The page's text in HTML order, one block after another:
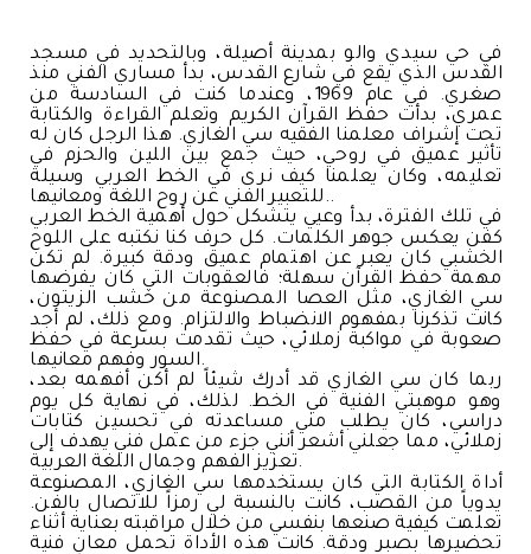
في حي سيدي والو بمدينة أصيلة، وبالتحديد في مسجد
القدس الذي يقع في شارع القدس، بدأ مساري الفني منذ
صغري. في عام 1969، وعندما كنت في السادسة من
عمري، بدأت حفظ القرآن الكريم وتعلم القراءة والكتابة
تحت إشراف معلمنا الفقيه سي الغازي. هذا الرجل كان له
تأثير عميق في روحي، حيث جمع بين اللين والحزم في
تعليمه، وكان يعلمنا كيف نرى في الخط العربي وسيلة
للتعبير الفني عن روح اللغة ومعانيها..
في تلك الفترة، بدأ وعيي يتشكل حول أهمية الخط العربي
كفن يعكس جوهر الكلمات. كل حرف كنا نكتبه على اللوح
الخشبي كان يعبر عن اهتمام عميق ودقة كبيرة. لم تكن
مهمة حفظ القرآن سهلة؛ فالعقوبات التي كان يفرضها
سي الغازي، مثل العصا المصنوعة من خشب الزيتون،
كانت تذكرنا بمفهوم الانضباط والالتزام. ومع ذلك، لم أجد
صعوبة في مواكبة زملائي، حيث تقدمت بسرعة في حفظ
السور وفهم معانيها.
ربما كان سي الغازي قد أدرك شيئاً لم أكن أفهمه بعد،
وهو موهبتي الفنية في الخط. لذلك، في نهاية كل يوم
دراسي، كان يطلب مني مساعدته في تحسين كتابات
زملائي، مما جعلني أشعر أنني جزء من عمل فني يهدف إلى
تعزيز الفهم وجمال اللغة العربية.
أداة الكتابة التي كان يستخدمها سي الغازي، المصنوعة
يدوياً من القصب، كانت بالنسبة لي رمزاً للاتصال بالفن.
تعلمت كيفية صنعها بنفسي من خلال مراقبته بعناية أثناء
تحضيرها بصبر ودقة. كانت هذه الأداة تحمل معانٍ فنية